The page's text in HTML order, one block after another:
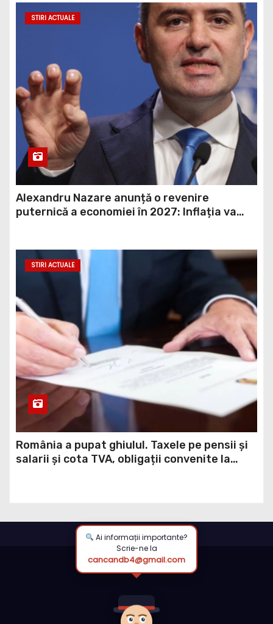
STIRI ACTUALE
Alexandru Nazare anunță o revenire
puternică a economiei în 2027: Inflația va
STIRI ACTUALE
România a pupat ghiulul. Taxele pe pensii și
salarii și cota TVA, obligații convenite la
Ai informații importante?
Scrie-ne la
cancandb4@gmail.com